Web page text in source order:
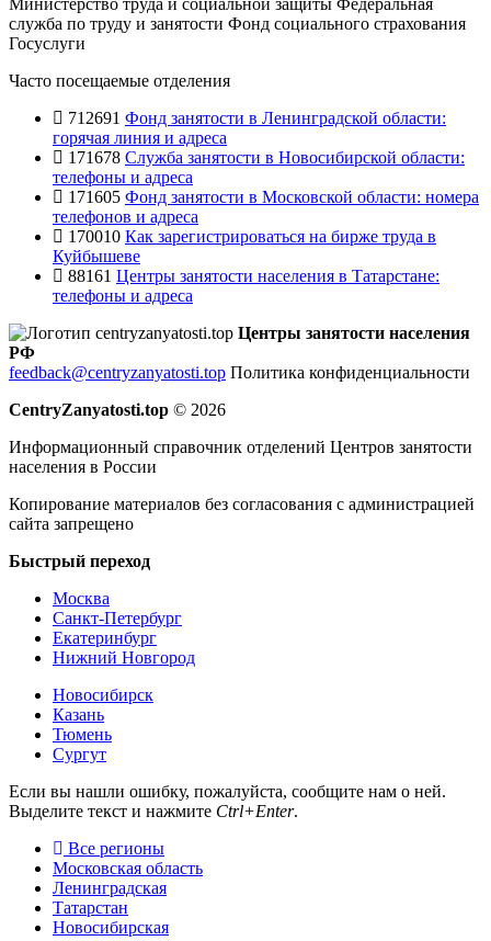
Министерство труда и социальной защиты Федеральная
служба по труду и занятости Фонд социального страхования
Госуслуги
Часто посещаемые отделения
712691 Фонд занятости в Ленинградской области:
горячая линия и адреса
171678 Служба занятости в Новосибирской области:
телефоны и адреса
171605 Фонд занятости в Московской области: номера
телефонов и адреса
170010 Как зарегистрироваться на бирже труда в
Куйбышеве
88161 Центры занятости населения в Татарстане:
телефоны и адреса
Центры занятости населения
РФ
feedback@centryzanyatosti.top Политика конфиденциальности
CentryZanyatosti.top © 2026
Информационный справочник отделений Центров занятости
населения в России
Копирование материалов без согласования с администрацией
сайта запрещено
Быстрый переход
Москва
Санкт-Петербург
Екатеринбург
Нижний Новгород
Новосибирск
Казань
Тюмень
Сургут
Если вы нашли ошибку, пожалуйста, сообщите нам о ней.
Выделите текст и нажмите Ctrl+Enter.
Все регионы
Московская область
Ленинградская
Татарстан
Новосибирская